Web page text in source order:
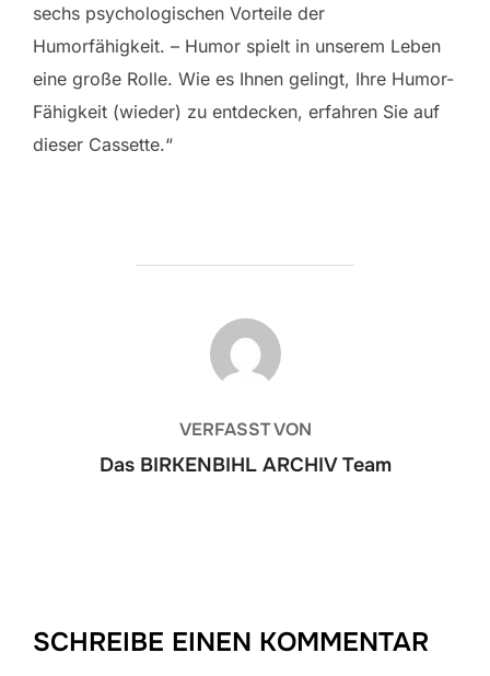
sechs psychologischen Vorteile der
Humorfähigkeit. – Humor spielt in unserem Leben
eine große Rolle. Wie es Ihnen gelingt, Ihre Humor-
Fähigkeit (wieder) zu entdecken, erfahren Sie auf
dieser Cassette.“
BEITRAGSAUTOR
VERFASST VON
Das BIRKENBIHL ARCHIV Team
SCHREIBE EINEN KOMMENTAR